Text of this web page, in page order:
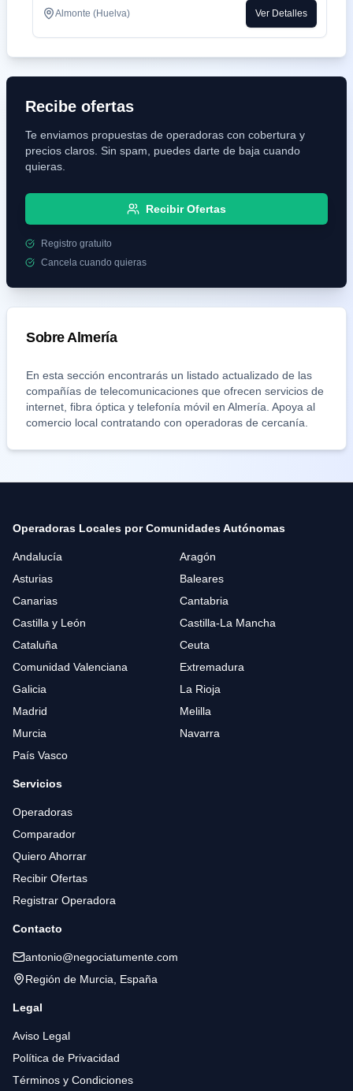
Almonte (Huelva) Ver Detalles
Recibe ofertas
Te enviamos propuestas de operadoras con cobertura y
precios claros. Sin spam, puedes darte de baja cuando
quieras.
Recibir Ofertas
Registro gratuito
Cancela cuando quieras
SobreAlmería
En esta sección encontrarás un listado actualizado de las
compañías de telecomunicaciones que ofrecen servicios de
internet, fibra óptica y telefonía móvil en Almería . Apoya al
comercio local contratando con operadoras de cercanía.
Operadoras Locales por Comunidades Autónomas
Andalucía
Aragón
Asturias
Baleares
Canarias
Cantabria
Castilla y León
Castilla-La Mancha
Cataluña
Ceuta
Comunidad Valenciana
Extremadura
Galicia
La Rioja
Madrid
Melilla
Murcia
Navarra
País Vasco
Servicios
Operadoras
Comparador
Quiero Ahorrar
Recibir Ofertas
Registrar Operadora
Contacto
antonio@negociatumente.com
Región de Murcia, España
Legal
Aviso Legal
Política de Privacidad
Términos y Condiciones